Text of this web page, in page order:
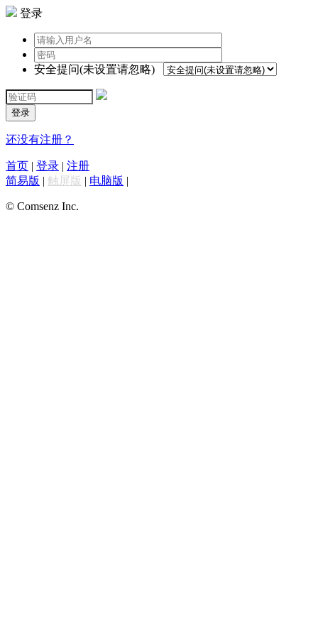
登录
安全提问(未设置请忽略)
登录
还没有注册？
首页 | 登录 | 注册
简易版 | 触屏版 | 电脑版 |
© Comsenz Inc.